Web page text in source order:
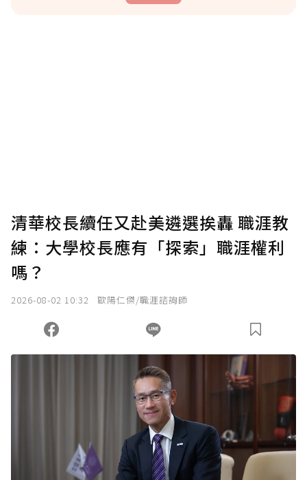
確認送出
您當前剩餘 U 利點數：0點；前往 購買點數
清華校長續任又赴美遴選挨轟 職涯教
練：大學校長應有「探索」職涯權利
嗎？
2026-08-02 10:32 歐陽仁傑/職涯諮詢師